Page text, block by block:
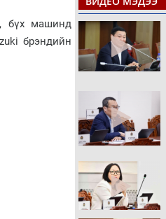
бүх машинд
брэндийн